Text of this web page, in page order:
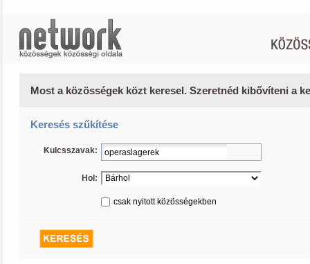
Most a közösségek közt keresel. Szeretnéd kibővíteni a
Keresés szűkítése
Kulcsszavak:
Hol:
csak nyitott közösségekben